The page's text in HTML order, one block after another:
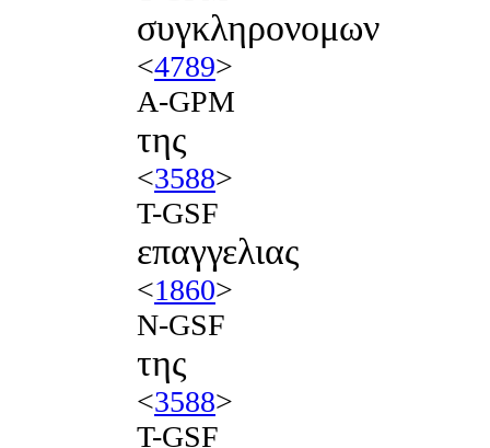
συγκληρονομων
<4789>
A-GPM
της
<3588>
T-GSF
επαγγελιας
<1860>
N-GSF
της
<3588>
T-GSF